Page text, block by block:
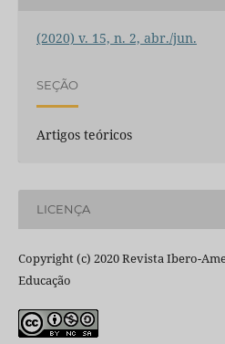
(2020) v. 15, n. 2, abr./jun.
SEÇÃO
Artigos teóricos
LICENÇA
Copyright (c) 2020 Revista Ibero-
Educação